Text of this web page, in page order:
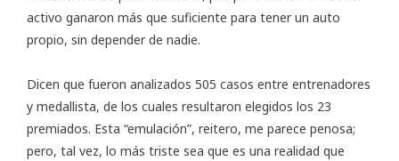
activo ganaron más que suficiente para tener un auto
propio, sin depender de nadie.
Dicen que fueron analizados 505 casos entre entrenadores
y medallista, de los cuales resultaron elegidos los 23
premiados. Esta “emulación”, reitero, me parece penosa;
pero, tal vez, lo más triste sea que es una realidad que